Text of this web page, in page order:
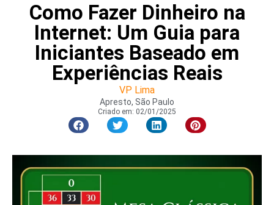
Como Fazer Dinheiro na
Internet: Um Guia para
Iniciantes Baseado em
Experiências Reais
VP Lima
Apresto, São Paulo
Criado em: 02/01/2025